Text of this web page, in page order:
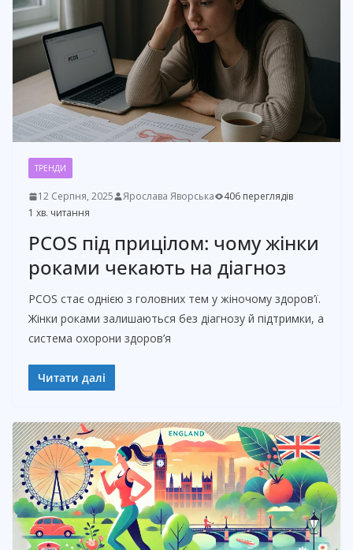
ТРЕНДИ
12 Серпня, 2025 Ярослава Яворська
406 переглядів
1 хв. читання
PCOS під прицілом: чому жінки
роками чекають на діагноз
PCOS стає однією з головних тем у жіночому здоров’ї.
Жінки роками залишаються без діагнозу й підтримки, а
система охорони здоров’я
Читати далі